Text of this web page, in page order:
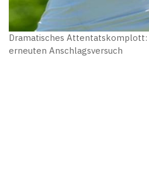
Dramatisches
erneuten Anschlagsversuch